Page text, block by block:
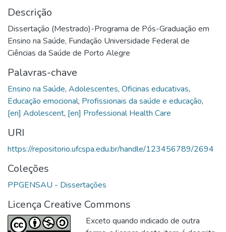
Descrição
Dissertação (Mestrado)-Programa de Pós-Graduação em
Ensino na Saúde, Fundação Universidade Federal de
Ciências da Saúde de Porto Alegre
Palavras-chave
Ensino na Saúde, Adolescentes, Oficinas educativas,
Educação emocional, Profissionais da saúde e educação,
[en] Adolescent, [en] Professional Health Care
URI
https://repositorio.ufcspa.edu.br/handle/123456789/2694
Coleções
PPGENSAU - Dissertações
Licença Creative Commons
Exceto quando indicado de outra